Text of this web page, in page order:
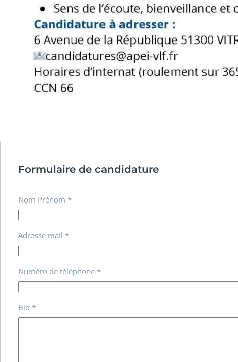
Formulaire de candidature
Nom Prénom *
Adresse mail *
Numéro de téléphone *
Bio *